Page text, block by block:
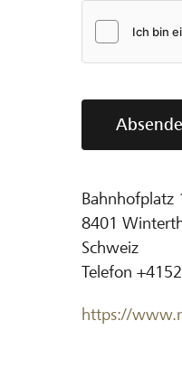
Bahnhofplatz
8401
Schweiz
Telefon
https://